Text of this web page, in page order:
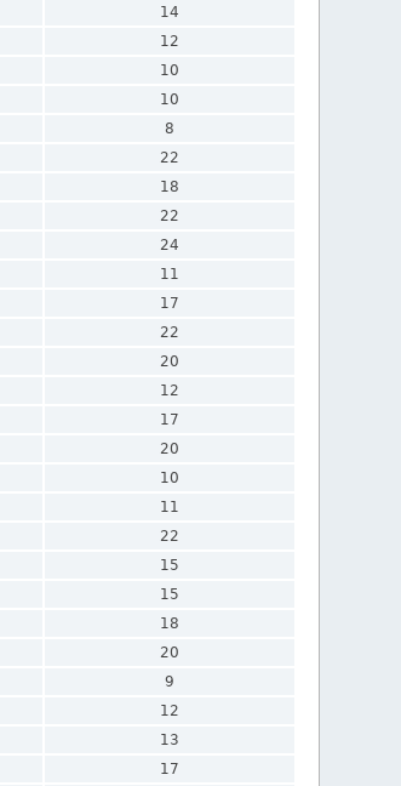
14
12
10
10
8
22
18
22
24
11
17
22
20
12
17
20
10
11
22
15
15
18
20
9
12
13
17